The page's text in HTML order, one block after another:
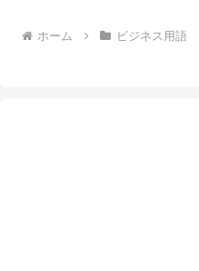
ホーム ビジネス用語